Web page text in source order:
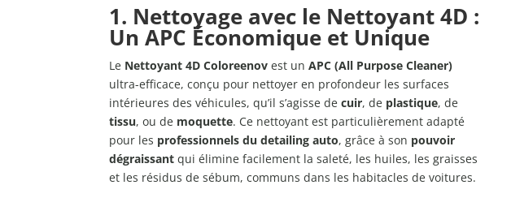
1. Nettoyage avec le Nettoyant 4D :
Un APC Économique et Unique
Le Nettoyant 4D Coloreenov est unAPC (All Purpose Cleaner)
ultra-efficace, conçu pour nettoyer en profondeur les surfaces
intérieures des véhicules, qu’il s’agisse decuir, de plastique, de
tissu, ou de moquette. Ce nettoyant est particulièrement adapté
pour les professionnels du detailing auto, grâce à son pouvoir
dégraissant qui élimine facilement la saleté, les huiles, les graisses
et les résidus de sébum, communs dans les habitacles de voitures.